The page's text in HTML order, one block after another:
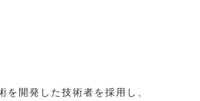
開発した技術者を採用し、